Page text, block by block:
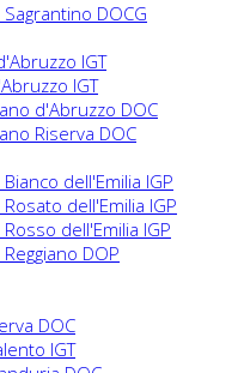
DOCG
IGT
IGT
d'Abruzzo DOC
Riserva DOC
dell'Emilia IGP
dell'Emilia IGP
dell'Emilia IGP
DOP
DOC
IGT